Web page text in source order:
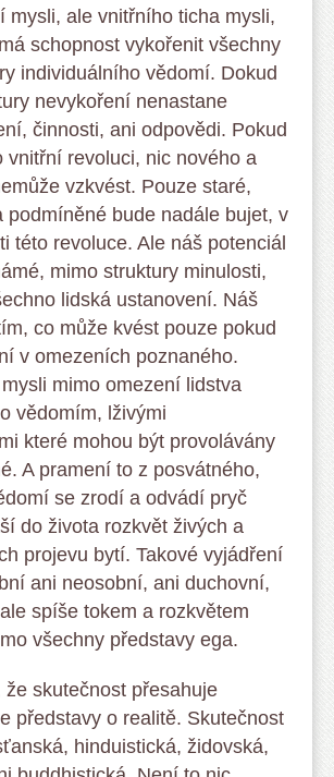
mysli, ale vnitřního ticha mysli,
schopnost vykořenit všechny
individuálního vědomí. Dokud
nevykoření nenastane
činnosti, ani odpovědi. Pokud
vnitřní revoluci, nic nového a
vzkvést. Pouze staré,
podmíněné bude nadále bujet, v
této revoluce. Ale náš potenciál
mimo struktury minulosti,
lidská ustanovení. Náš
co může kvést pouze pokud
v omezeních poznaného.
mimo omezení lidstva
vědomím, lživými
které mohou být provolávány
A pramení to z posvátného,
se zrodí a odvádí pryč
do života rozkvět živých a
projevu bytí. Takové vyjádření
ani neosobní, ani duchovní,
spíše tokem a rozkvětem
všechny představy ega.
že skutečnost přesahuje
představy o realitě. Skutečnost
hinduistická, židovská,